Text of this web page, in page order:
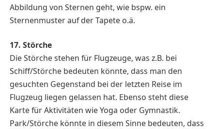
Abbildung von Sternen geht, wie bspw. ein
Sternenmuster auf der Tapete o.ä.
17. Störche
Die Störche stehen für Flugzeuge, was z.B. bei
Schiff/Störche bedeuten könnte, dass man den
gesuchten Gegenstand bei der letzten Reise im
Flugzeug liegen gelassen hat. Ebenso steht diese
Karte für Aktivitäten wie Yoga oder Gymnastik.
Park/Störche könnte in diesem Sinne bedeuten, dass